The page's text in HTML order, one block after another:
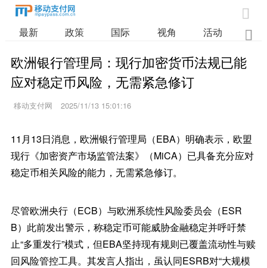

最新 政策 国际 视角 活动 业

欧洲银行管理局：现行加密货币法规已能
应对稳定币风险，无需紧急修订
移动支付网 2025/11/13 15:01:16
11月13日消息，欧洲银行管理局（EBA）明确表示，欧盟
现行《加密资产市场监管法案》（MiCA）已具备充分应对
稳定币相关风险的能力，无需紧急修订。
尽管欧洲央行（ECB）与欧洲系统性风险委员会（ESR
B）此前发出警示，称稳定币可能威胁金融稳定并呼吁禁
止“多重发行”模式，但EBA坚持现有规则已覆盖流动性与赎
回风险管控工具。其发言人指出，虽认同ESRB对“大规模